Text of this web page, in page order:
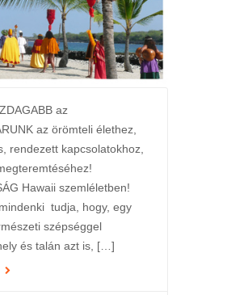
az
az örömteli élethez,
rendezett kapcsolatokhoz,
Hawaii szemléletben!
tudja, hogy, egy
szépséggel
és talán azt is, […]